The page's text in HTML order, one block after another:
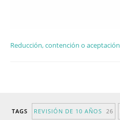
Reducción, contención o aceptación
TAGS REVISIÓN DE 10 AÑOS 26